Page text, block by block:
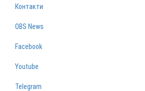
Контакти
OBS News
Facebook
Youtube
Telegram